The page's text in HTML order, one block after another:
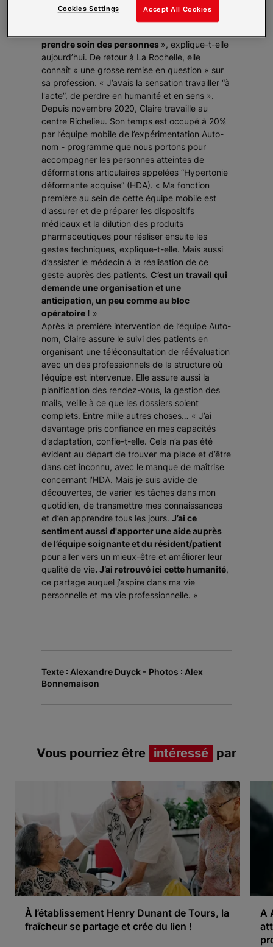
Durant cette expérience personnelle,je me
suis aperçue que ce qui m’attirait avant tout
prendre soin des personnes », explique-t-elle
aujourd’hui. De retour à La Rochelle, elle
connaît « une grosse remise en question » sur
sa profession. « J’avais la sensation travailler “à
l'acte”, de perdre en humanité et en sens ».
Depuis novembre 2020, Claire travaille au
centre Richelieu. Son temps est occupé à 20%
par l’équipe mobile de l’expérimentation Auto-
nom - programme que nous portons pour
accompagner les personnes atteintes de
déformations articulaires appelées “Hypertonie
déformante acquise” (HDA). « Ma fonction
première au sein de cette équipe mobile est
d'assurer et de préparer les dispositifs
médicaux et la dilution des produits
pharmaceutiques pour réaliser ensuite les
gestes techniques, explique-t-elle. Mais aussi
d’assister le médecin à la réalisation de ce
geste auprès des patients. C’est un travail qui
demande une organisation et une
anticipation, un peu comme au bloc
opératoire ! »
Après la première intervention de l’équipe Auto-
nom, Claire assure le suivi des patients en
organisant une téléconsultation de réévaluation
avec un des professionnels de la structure où
l’équipe est intervenue. Elle assure aussi la
planification des rendez-vous, la gestion des
mails, veille à ce que les dossiers soient
complets. Entre mille autres choses… « J’ai
davantage pris confiance en mes capacités
d’adaptation, confie-t-elle. Cela n’a pas été
évident au départ de trouver ma place et d’être
dans cet inconnu, avec le manque de maîtrise
concernant l’HDA. Mais je suis avide de
découvertes, de varier les tâches dans mon
quotidien, de transmettre mes connaissances
et d’en apprendre tous les jours. J’ai ce
sentiment aussi d'apporter une aide auprès
de l’équipe soignante et du résident/patient
pour aller vers un mieux-être et améliorer leur
qualité de vie. J’ai retrouvé ici cette humanité,
ce partage auquel j’aspire dans ma vie
personnelle et ma vie professionnelle. »
Texte : Alexandre Duyck - Photos : Alex
Bonnemaison
Vous pourriez être intéressé par
À l’établissement Henry Dunant de Tours, la
fraîcheur se partage et crée du lien !
A
Accept All Cookies
Cookies Settings